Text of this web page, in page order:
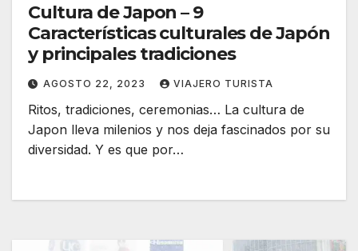
Cultura de Japon – 9
Características culturales de Japón
y principales tradiciones
AGOSTO 22, 2023 VIAJERO TURISTA
Ritos, tradiciones, ceremonias… La cultura de
Japon lleva milenios y nos deja fascinados por su
diversidad. Y es que por…